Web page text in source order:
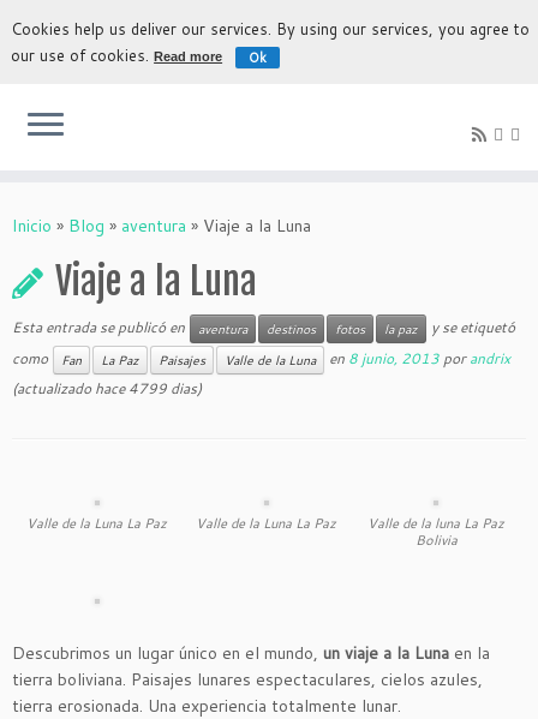
La experiencia más auténtica para descubrir Bolivia
Inicio » Blog » aventura » Viaje a la Luna
Viaje a la Luna
Esta entrada se publicó en aventura destinos fotos la paz
y se etiquetó
como
Fan La Paz Paisajes Valle de la Luna en 8 junio, 2013 porandrix
(actualizado hace 4799 dias)
Valle de la Luna La Paz Valle de la Luna La Paz
Valle de la luna La Paz
Bolivia
Descubrimos un lugar único en el mundo, un viaje a la Luna en la
tierra boliviana. Paisajes lunares espectaculares, cielos azules,
tierra erosionada. Una experiencia totalmente lunar.
Cookies help us deliver our services. By using our services, you agree to
our use of cookies.Read more Ok